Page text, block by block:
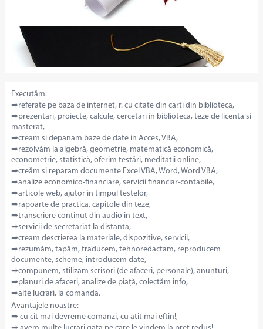
Executăm:
➡referate pe baza de internet, r. cu citate din carti din biblioteca,
➡prezentari, proiecte, calcule, cercetari in biblioteca, teze de licenta si
masterat,
➡cream si depanam baze de date in Acces, VBA,
➡rezolvăm la algebră, geometrie, matematică economică,
econometrie, statistică, oferim testări, meditatii online,
➡creăm si reparam documente Excel VBA, Word, Word VBA,
➡analize economico-financiare, servicii financiar-contabile,
➡articole web, ajutor in timpul testelor,
➡rapoarte de practica, capitole din teze,
➡transcriere continut din audio in text,
➡servicii de secretariat la distanta,
➡cream descrierea la materiale, dispozitive, servicii,
➡rezumăm, tapăm, traducem, tehnoredactam, reproducem
documente, scheme, introducem date,
➡compunem, stilizam scrisori (de afaceri, personale), anunturi,
➡planuri de afaceri, analize de piaţă, colectăm info,
➡alte lucrari, la comanda.
Avantajele noastre:
➡ cu cit mai devreme comanzi, cu atit mai eftin!,